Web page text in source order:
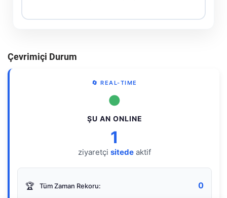
Çevrimiçi Durum
🔄 REAL-TIME
●
ŞU AN ONLINE
1
ziyaretçi sitede aktif
🏆 Tüm Zaman Rekoru: 0